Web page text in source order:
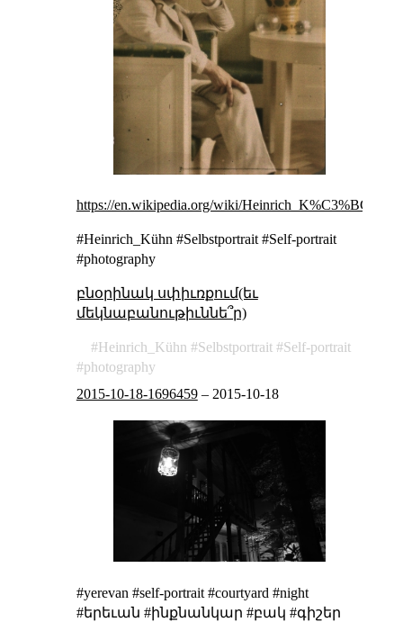
https://en.wikipedia.org/wiki/Heinrich_K%C3%BChn
#Heinrich_Kühn #Selbstportrait #Self-portrait
#photography
բնօրինակ սփիւռքում(եւ
մեկնաբանութիւննե՞ր)
Heinrich_Kühn Selbstportrait
Self-portrait
photography
2015-10-18-1696459– 2015-10-18
#yerevan #self-portrait #courtyard #night
#երեւան #ինքնանկար #բակ #գիշեր